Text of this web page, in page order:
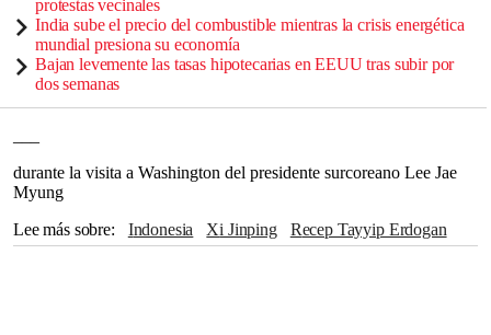
protestas vecinales
India sube el precio del combustible mientras la crisis energética
mundial presiona su economía
Bajan levemente las tasas hipotecarias en EEUU tras subir por
dos semanas
durante la visita a Washington del presidente surcoreano Lee Jae
Myung
Lee más sobre
Indonesia Xi Jinping
Recep Tayyip Erdogan